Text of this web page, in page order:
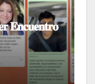
𝐄𝐧𝐜𝐮𝐞𝐧𝐭𝐫𝐨